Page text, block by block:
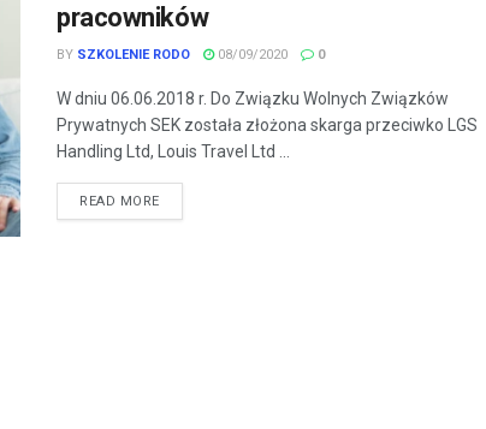
pracowników
BY SZKOLENIE RODO 08/09/2020 0
W dniu 06.06.2018 r. Do Związku Wolnych Związków
Prywatnych SEK została złożona skarga przeciwko LGS
Handling Ltd, Louis Travel Ltd ...
READ MORE